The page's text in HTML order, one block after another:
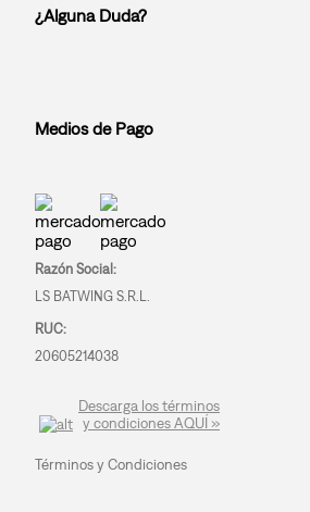
¿Alguna Duda?
Medios de Pago
Razón Social:
LS BATWING S.R.L.
RUC:
20605214038
Descarga los términos
y condiciones AQUÍ »
Términos y Condiciones